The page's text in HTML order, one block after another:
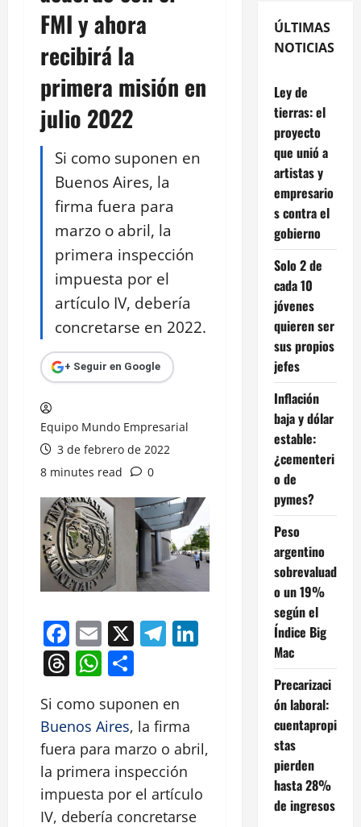
FMI y ahora
recibirá la
primera misión en
julio 2022
Si como suponen en
Buenos Aires, la
firma fuera para
marzo o abril, la
primera inspección
impuesta por el
artículo IV, debería
concretarse en 2022.
+ Seguir en Google
Equipo Mundo Empresarial
3 de febrero de 2022
8 minutes read
0
Facebook
Email
X Telegram
LinkedIn
Threads
WhatsApp
Si como suponen en
Buenos Aires, la firma
fuera para marzo o abril,
la primera inspección
impuesta por el artículo
IV, debería concretarse
ÚLTIMAS
NOTICIAS
Ley de
tierras: el
proyecto
que unió a
artistas y
empresario
s contra el
gobierno
Solo 2 de
cada 10
jóvenes
quieren ser
sus propios
jefes
Inflación
baja y dólar
estable:
¿cementeri
o de
pymes?
Peso
argentino
sobrevaluad
o un 19%
según el
Índice Big
Mac
Precarizaci
ón laboral:
cuentapropi
stas
pierden
hasta 28%
de ingresos